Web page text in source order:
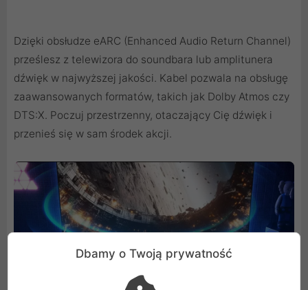
Dzięki obsłudze eARC (Enhanced Audio Return Channel)
prześlesz z telewizora do soundbara lub amplitunera
dźwięk w najwyższej jakości. Kabel pozwala na obsługę
zaawansowanych formatów, takich jak Dolby Atmos czy
DTS:X. Poczuj przestrzenny, otaczający Cię dźwięk i
przenieś się w sam środek akcji.
Dbamy o Twoją prywatność